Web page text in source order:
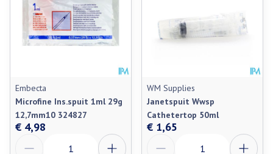
Embecta
Microfine Ins.spuit 1ml 29g
12,7mm10 324827
€ 4,98
WM Supplies
Janetspuit Wwsp
Cathetertop 50ml
€ 1,65